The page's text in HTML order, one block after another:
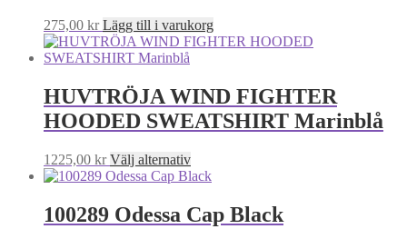
275,00 kr Lägg till i varukorg
HUVTRÖJA WIND FIGHTER
HOODED SWEATSHIRT Marinblå
1225,00 kr Välj alternativDen
här
har
flera
100289 Odessa Cap Black